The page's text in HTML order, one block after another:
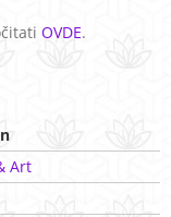
OVDE.
Art